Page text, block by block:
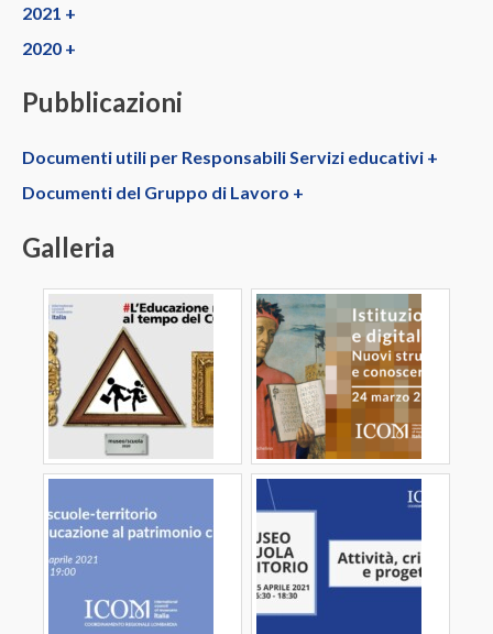
2021 +
2020 +
Pubblicazioni
Documenti utili per Responsabili Servizi educativi +
Documenti del Gruppo di Lavoro +
Galleria